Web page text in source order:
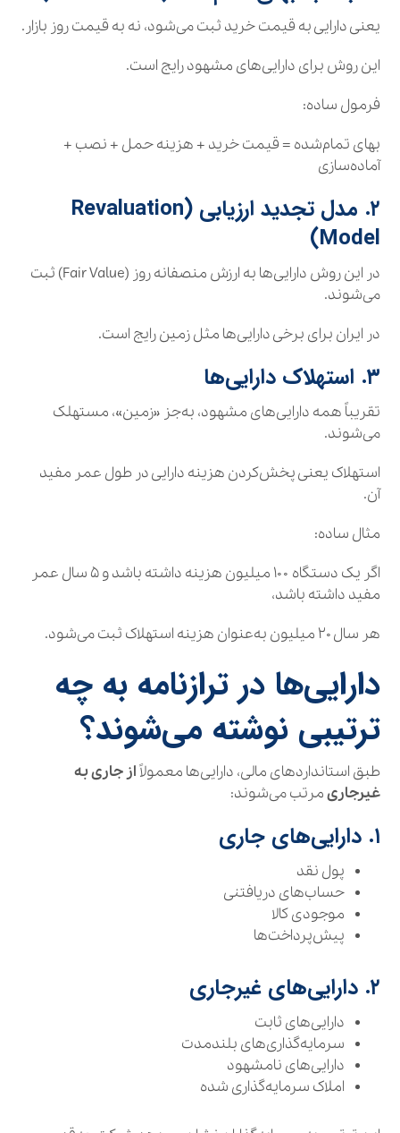
یعنی دارایی به قیمت خرید ثبت می‌شود، نه به قیمت روز بازار.
این روش برای دارایی‌های مشهود رایج است.
فرمول ساده:
بهای تمام‌شده = قیمت خرید + هزینه حمل + نصب +
آماده‌سازی
۲. مدل تجدید ارزیابی (Revaluation
Model)
در این روش دارایی‌ها به ارزش منصفانه روز (Fair Value) ثبت
می‌شوند.
در ایران برای برخی دارایی‌ها مثل زمین رایج است.
۳. استهلاک دارایی‌ها
تقریباً همه دارایی‌های مشهود، به‌جز «زمین»، مستهلک
می‌شوند.
استهلاک یعنی پخش‌کردن هزینه دارایی در طول عمر مفید
آن.
مثال ساده:
اگر یک دستگاه ۱۰۰ میلیون هزینه داشته باشد و ۵ سال عمر
مفید داشته باشد،
هر سال ۲۰ میلیون به‌عنوان هزینه استهلاک ثبت می‌شود.
دارایی‌ها در ترازنامه به چه
ترتیبی نوشته می‌شوند؟
طبق استانداردهای مالی، دارایی‌ها معمولاًاز جاری به
غیرجاریمرتب می‌شوند:
۱. دارایی‌های جاری
پول نقد
حساب‌های دریافتنی
موجودی کالا
پیش‌پرداخت‌ها
۲. دارایی‌های غیرجاری
دارایی‌های ثابت
سرمایه‌گذاری‌های بلندمدت
دارایی‌های نامشهود
املاک سرمایه‌گذاری شده